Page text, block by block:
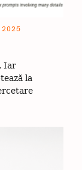
Iar
la